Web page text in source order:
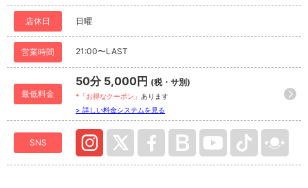
店休日 日曜
営業時間 21:00〜LAST
最低料金
50分 5,000円 (税・サ別)
*「お得なクーポン」 あります
> 詳しい料金システムを見る
SNS